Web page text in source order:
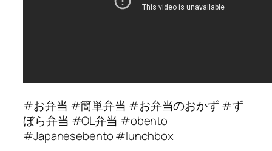
#お弁当 #簡単弁当 #お弁当のおかず #ず
ぼら弁当 #OL弁当 #obento
#Japanesebento #lunchbox